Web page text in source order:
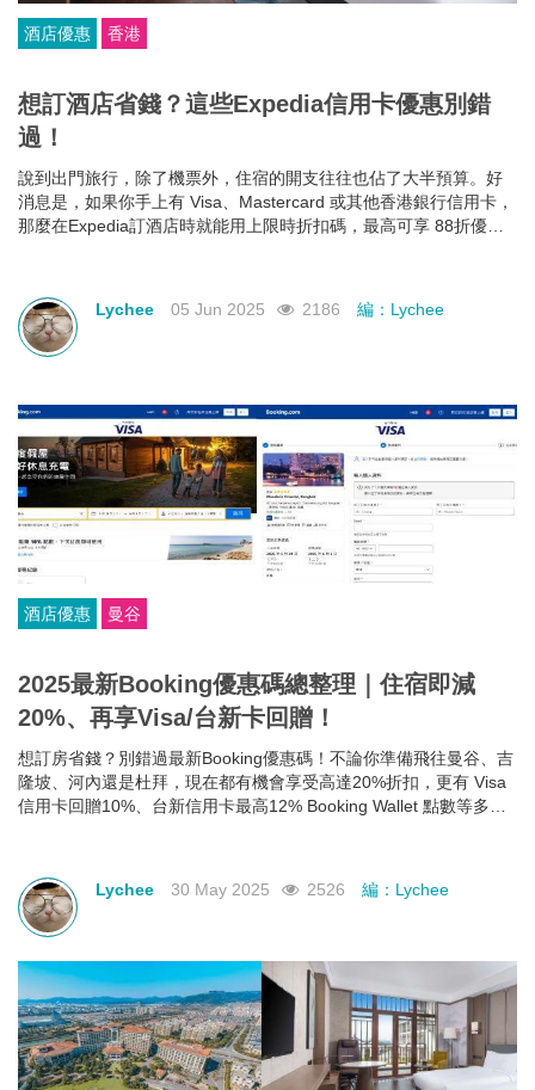
酒店優惠 香港
想訂酒店省錢？這些Expedia信用卡優惠別錯
過！
說到出門旅行，除了機票外，住宿的開支往往也佔了大半預算。好
消息是，如果你手上有 Visa、Mastercard 或其他香港銀行信用卡，
那麼在Expedia訂酒店時就能用上限時折扣碼，最高可享 88折優
Lychee
05 Jun 2025 2186 編：Lychee
酒店優惠 曼谷
2025最新Booking優惠碼總整理｜住宿即減
20%、再享Visa/台新卡回贈！
想訂房省錢？別錯過最新Booking優惠碼！不論你準備飛往曼谷、吉
隆坡、河內還是杜拜，現在都有機會享受高達20%折扣，更有 Visa
信用卡回贈10%、台新信用卡最高12% Booking Wallet 點數等多重
Lychee 30 May 2025 2526 編：Lychee